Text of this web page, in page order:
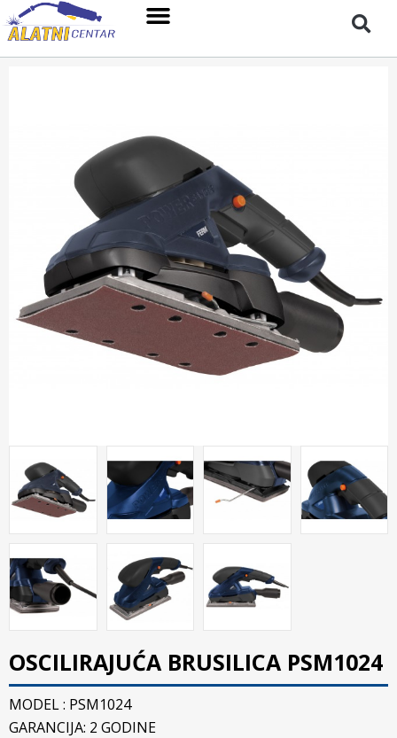
OSCILIRAJUĆA BRUSILICA PSM1024
MODEL : PSM1024
GARANCIJA: 2 GODINE